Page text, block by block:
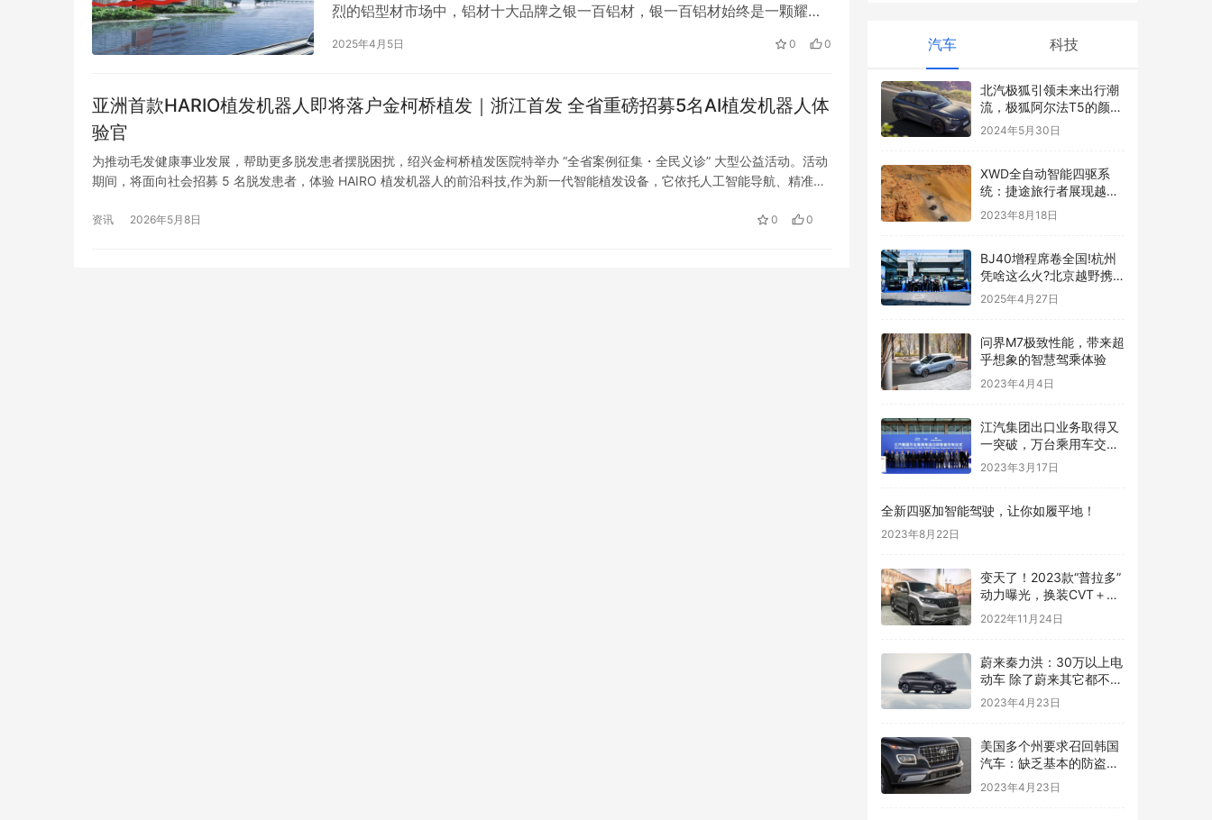
烈的铝型材市场中，铝材十大品牌之银一百铝材，银一百铝材始终是一颗耀眼
的明星。近年来，银一百铝材凭借其卓越的品质与深厚的品牌底蕴，在行业内
广东新银…
2025年4月5日 0 0
亚洲首款HARIO植发机器人即将落户金柯桥植发｜浙江首发 全省重磅招募5名AI植发机器人体
验官
为推动毛发健康事业发展，帮助更多脱发患者摆脱困扰，绍兴金柯桥植发医院特举办 “全省案例征集・全民义诊” 大型公益活动。活动
期间，将面向社会招募 5 名脱发患者，体验 HAIRO 植发机器人的前沿科技,作为新一代智能植发设备，它依托人工智能导航、精准定
资讯 2026年5月8日 0 0
汽车 科技
​北汽极狐引领未来出行潮
流，极狐阿尔法T5的颜值
动力让人惊喜
2024年5月30日
XWD全自动智能四驱系
统：捷途旅行者展现越野
能力的极致
2023年8月18日
BJ40增程席卷全国!杭州
凭啥这么火?北京越野携
专属礼遇向车主 “表白”
2025年4月27日
问界M7极致性能，带来超
乎想象的智慧驾乘体验
2023年4月4日
江汽集团出口业务取得又
一突破，万台乘用车交付
阿联酋
2023年3月17日
全新四驱加智能驾驶，让你如履平地！
2023年8月22日
变天了！2023款“普拉多”
动力曝光，换装CVT＋分
时四驱，明年亮相
2022年11月24日
蔚来秦力洪：30万以上电
动车 除了蔚来其它都不符
合技术发展趋势
2023年4月23日
美国多个州要求召回韩国
汽车：缺乏基本的防盗装
置 危及公共安全
2023年4月23日